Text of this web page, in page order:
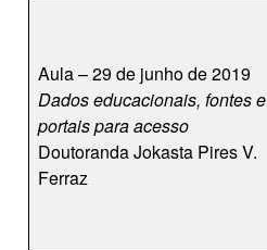
Aula – 29 de junho de 2019
Dados educacionais, fontes e
portais para acesso
Doutoranda Jokasta Pires V.
Ferraz